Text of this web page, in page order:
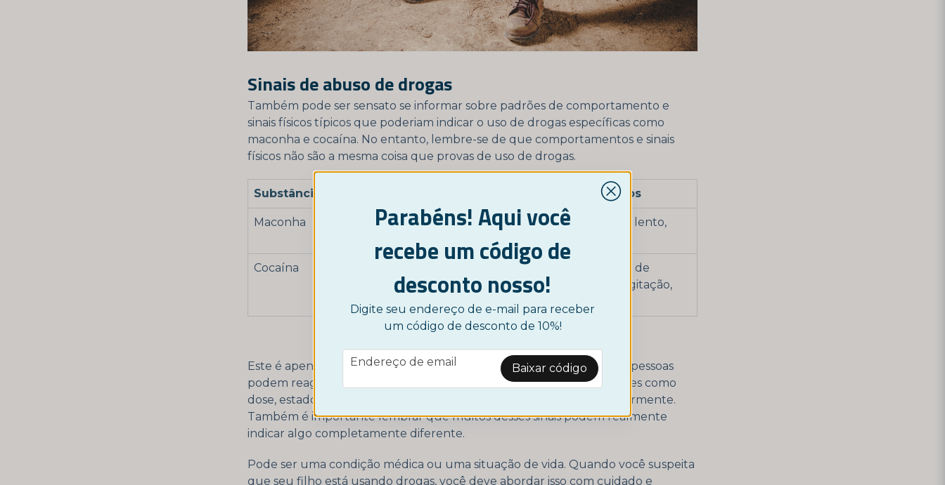
Sinais de abuso de drogas
Também pode ser sensato se informar sobre padrões de comportamento e
sinais físicos típicos que poderiam indicar o uso de drogas específicas como
maconha e cocaína. No entanto, lembre-se de que comportamentos e sinais
físicos não são a mesma coisa que provas de uso de drogas.
Substância Padrões de comportamento e sinais físicos típicos
Maconha
Olhos vermelhos, Pupilas dilatadas, Tempo de reação lento,
Aumento do apetite, Ataques de riso
Cocaína
Aumento de energia e vigilância, Falar muito, Excesso de
confiança, Diminuição do apetite, Pupilas dilatadas, Agitação,
Nariz entupido ou escorrendo
Este é apenas um resumo básico e você deve estar ciente de que as pessoas
podem reagir de forma diferente às drogas. Muito depende de fatores como
dose, estado de saúde da pessoa e se foram expostas à droga anteriormente.
Também é importante lembrar que muitos desses sinais podem realmente
indicar algo completamente diferente.
Pode ser uma condição médica ou uma situação de vida. Quando você suspeita
que seu filho está usando drogas, você deve abordar isso com cuidado e
Parabéns! Aqui você
recebe um código de
desconto nosso!
Digite seu endereço de e-mail para receber
um código de desconto de 10%!
email
Endereço de email Baixar código